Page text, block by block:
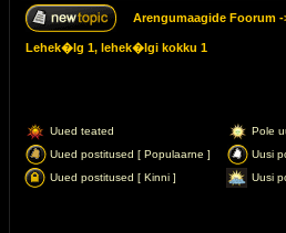
Arengumaagide Foorum -
Lehek�lg 1, lehek�lgi kokku 1
Uued teated Pole
Uued postitused [ Populaarne ]
Uusi
Uued postitused [ Kinni ]
Uusi